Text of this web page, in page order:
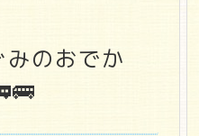
のおでか